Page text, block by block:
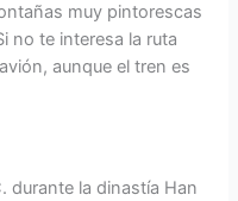
muy pintorescas
no te interesa la ruta
aunque el tren es
durante la dinastía Han